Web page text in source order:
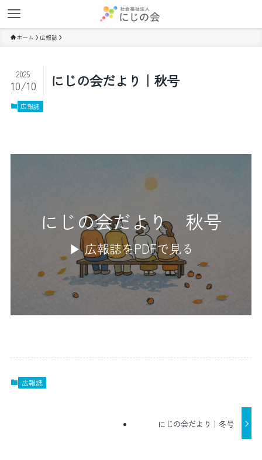
ホーム 広報誌
にじの会だより｜秋号
2025
10/10
広報誌
にじの会だより 秋号
▶ 広報誌をPDFで見る
広報誌
にじの会だより｜冬号